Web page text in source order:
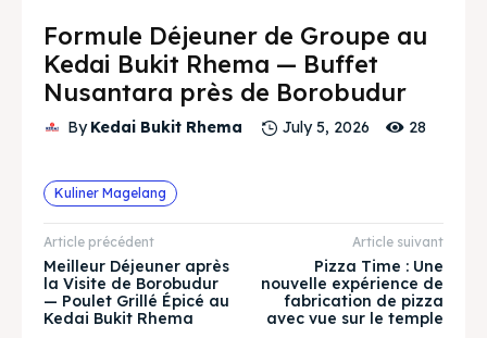
Explore our destinations
& Make a booking today
Tempat Makan Keluarga
Explore our destinations
& Make a booking today
Tempat Makan Keluarga
Formule Déjeuner de Groupe au
Kedai Bukit Rhema — Buffet
Nusantara près de Borobudur
By Kedai Bukit Rhema July 5, 2026 28
Kuliner Magelang
Article précédent
Meilleur Déjeuner après
la Visite de Borobudur
— Poulet Grillé Épicé au
Kedai Bukit Rhema
Article suivant
Pizza Time : Une
nouvelle expérience de
fabrication de pizza
avec vue sur le temple